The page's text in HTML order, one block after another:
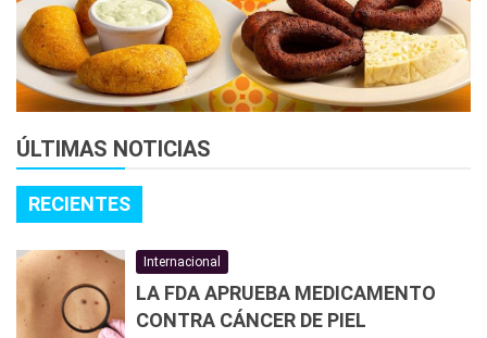
ÚLTIMAS NOTICIAS
RECIENTES
Internacional
LA FDA APRUEBA MEDICAMENTO
CONTRA CÁNCER DE PIEL